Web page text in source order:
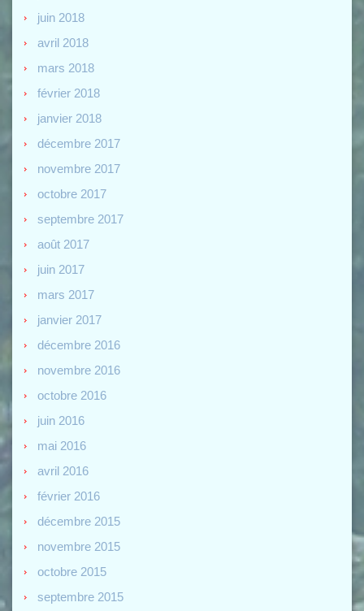
juin 2018
avril 2018
mars 2018
février 2018
janvier 2018
décembre 2017
novembre 2017
octobre 2017
septembre 2017
août 2017
juin 2017
mars 2017
janvier 2017
décembre 2016
novembre 2016
octobre 2016
juin 2016
mai 2016
avril 2016
février 2016
décembre 2015
novembre 2015
octobre 2015
septembre 2015